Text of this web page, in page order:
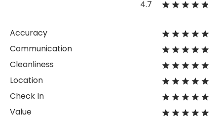
4.7
Accuracy
Communication
Cleanliness
Location
Check In
Value